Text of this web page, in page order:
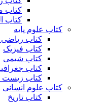
کتاب
کتاب
کتاب علوم پایه
کتاب ریاضی
کتاب فیزیک
کتاب شیمی
کتاب
کتاب
کتاب علوم انسانی
کتاب تاریخ